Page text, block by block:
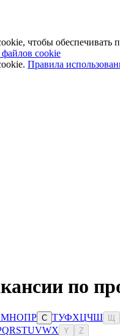
чтобы обеспечивать
cookie
Правила
по
МНОПР С ТУФХЦЧШ
QRSTUVWX Y Z